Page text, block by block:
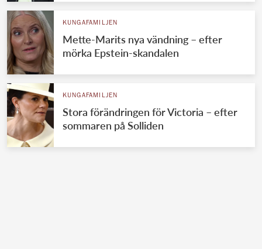
KUNGAFAMILJEN
Mette-Marits nya vändning – efter
mörka Epstein-skandalen
KUNGAFAMILJEN
Stora förändringen för Victoria – efter
sommaren på Solliden